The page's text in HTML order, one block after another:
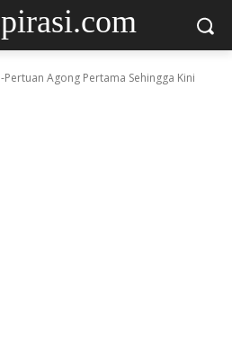
Pertuan Agong Pertama Sehingga Kini